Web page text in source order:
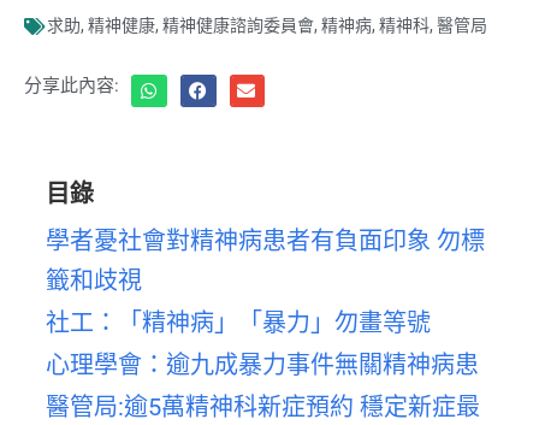
求助, 精神健康, 精神健康諮詢委員會, 精神病, 精神科, 醫管局
分享此內容:
目錄
學者憂社會對精神病患者有負面印象 勿標
籤和歧視
社工：「精神病」「暴力」勿畫等號
心理學會：逾九成暴力事件無關精神病患
醫管局:逾5萬精神科新症預約 穩定新症最